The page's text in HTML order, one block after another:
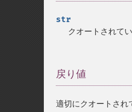
str
クオートされて
戻り値
適切にクオートされ